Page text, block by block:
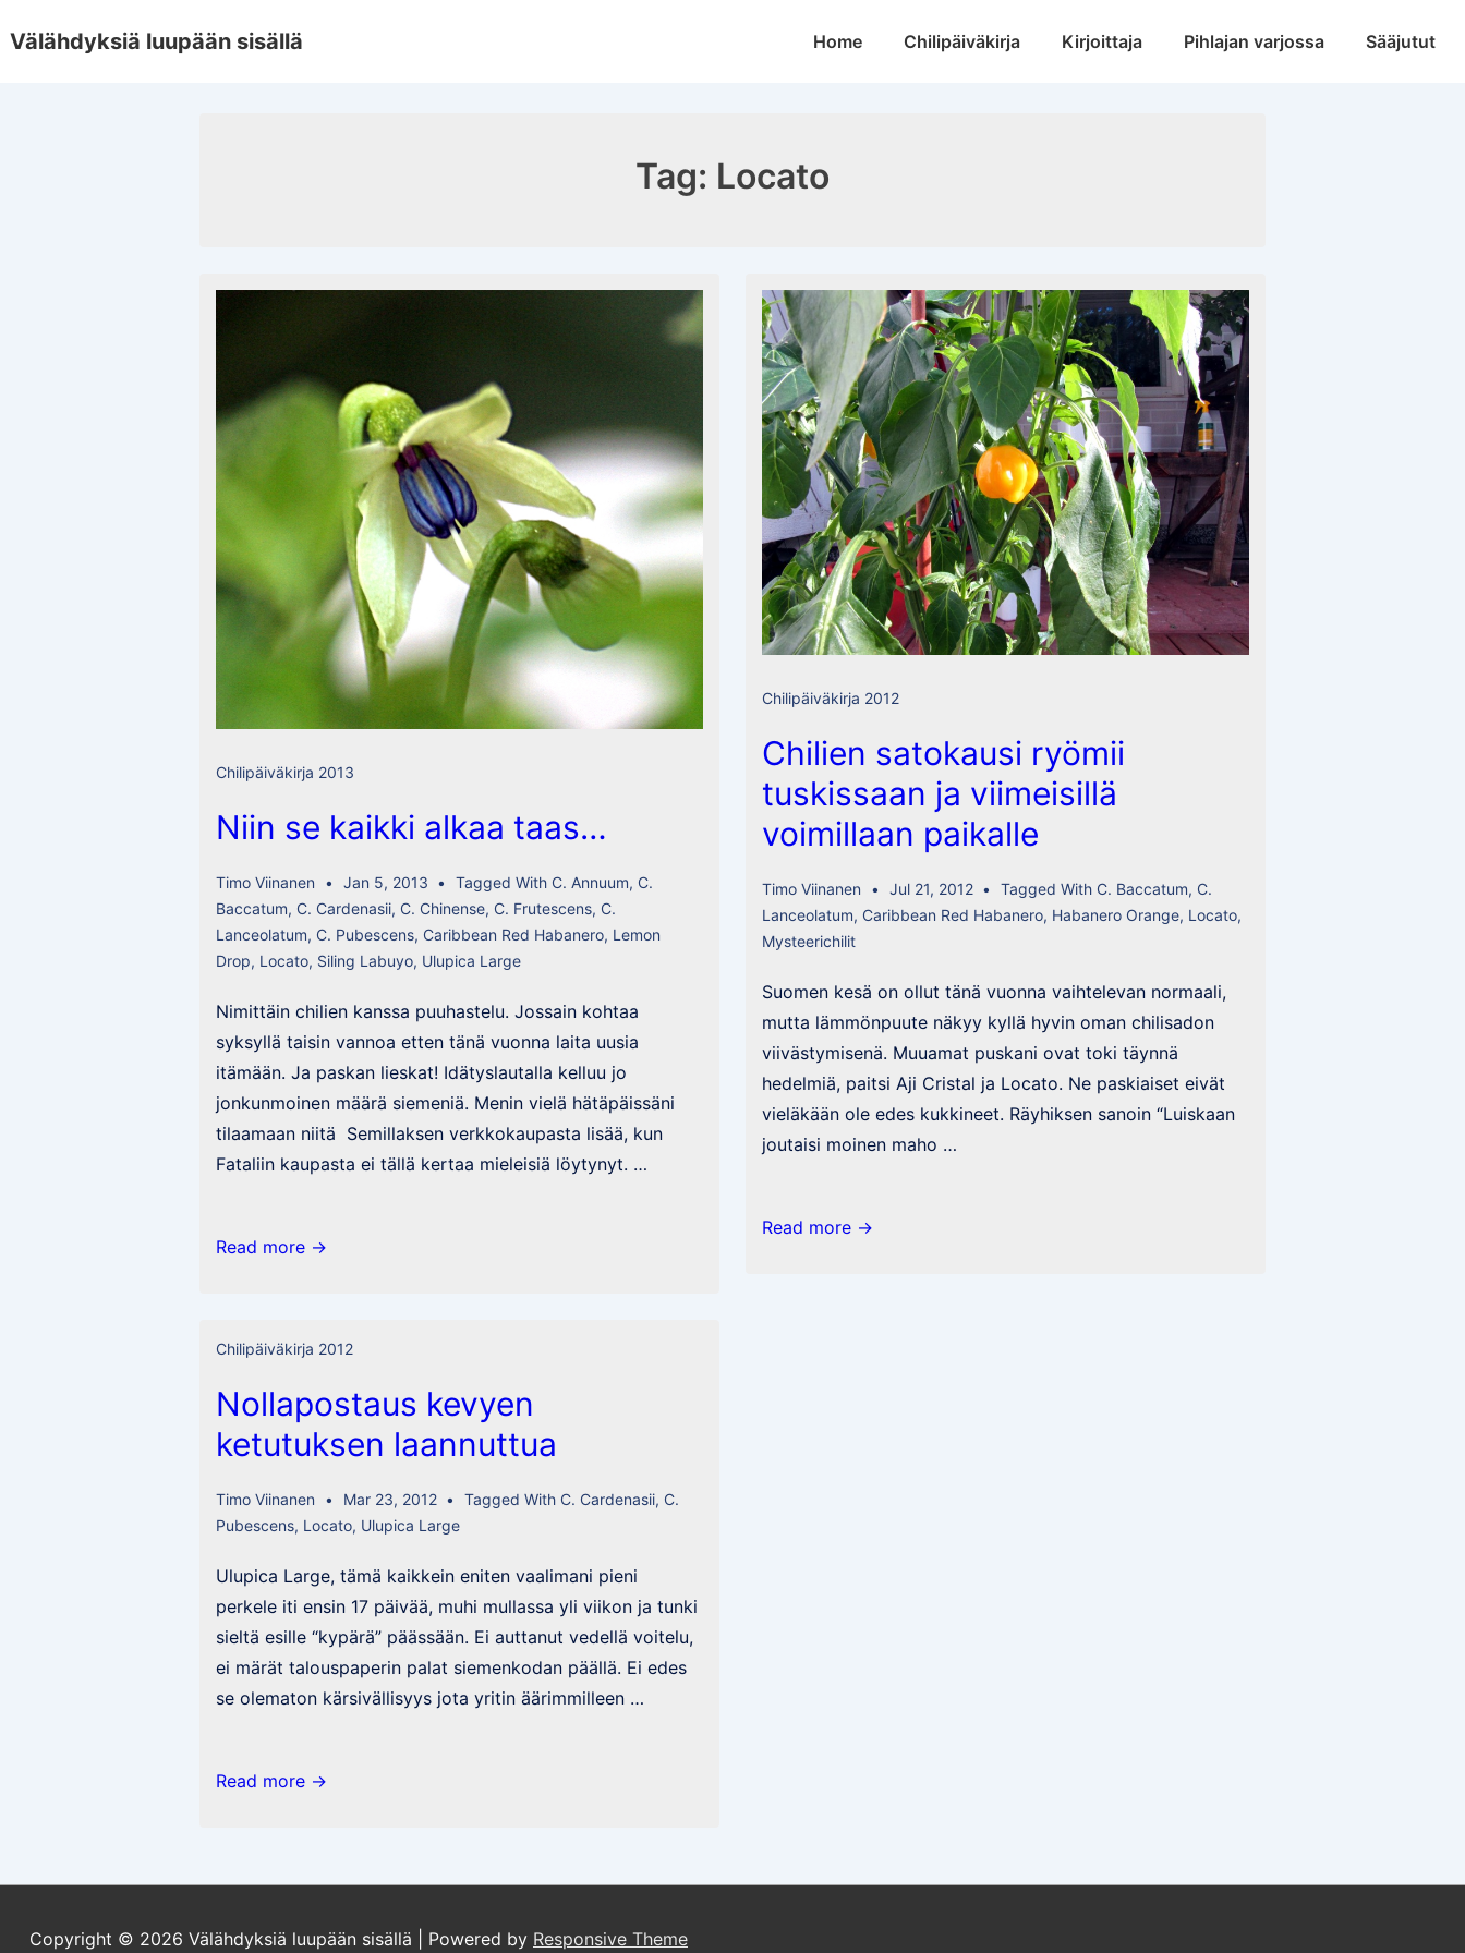
Skip
Välähdyksiä luupään sisällä
MainHome Chilipäiväkirja Kirjoittaja Pihlajan varjossa Sääjutut
Tag: Locato
Chilipäiväkirja 2013
Niin se kaikki alkaa taas…
Timo Viinanen Jan 5, 2013 Tagged With C. Annuum, C.
Baccatum, C. Cardenasii, C. Chinense, C. Frutescens, C.
Lanceolatum, C. Pubescens, Caribbean Red Habanero, Lemon
Drop, Locato, Siling Labuyo, Ulupica Large
Nimittäin chilien kanssa puuhastelu. Jossain kohtaa
syksyllä taisin vannoa etten tänä vuonna laita uusia
itämään. Ja paskan lieskat! Idätyslautalla kelluu jo
jonkunmoinen määrä siemeniä. Menin vielä hätäpäissäni
tilaamaan niitä Semillaksen verkkokaupasta lisää, kun
Fataliin kaupasta ei tällä kertaa mieleisiä löytynyt. …
Niin
alkaa
Read more →
Chilipäiväkirja 2012
Chilien satokausi ryömii
tuskissaan ja viimeisillä
voimillaan paikalle
Timo Viinanen Jul 21, 2012 Tagged With C. Baccatum, C.
Lanceolatum, Caribbean Red Habanero, Habanero Orange, Locato,
Mysteerichilit
Suomen kesä on ollut tänä vuonna vaihtelevan normaali,
mutta lämmönpuute näkyy kyllä hyvin oman chilisadon
viivästymisenä. Muuamat puskani ovat toki täynnä
hedelmiä, paitsi Aji Cristal ja Locato. Ne paskiaiset eivät
vieläkään ole edes kukkineet. Räyhiksen sanoin “Luiskaan
joutaisi moinen maho …
Chilien
Read more →
Chilipäiväkirja 2012
Nollapostaus kevyen
ketutuksen laannuttua
Timo Viinanen Mar 23, 2012 Tagged With C. Cardenasii, C.
Pubescens, Locato, Ulupica Large
Ulupica Large, tämä kaikkein eniten vaalimani pieni
perkele iti ensin 17 päivää, muhi mullassa yli viikon ja tunki
sieltä esille “kypärä” päässään. Ei auttanut vedellä voitelu,
ei märät talouspaperin palat siemenkodan päällä. Ei edes
se olematon kärsivällisyys jota yritin äärimmilleen …
Nollapostaus
Read more →
Copyright © 2026 Välähdyksiä luupään sisällä | Powered by Responsive Theme